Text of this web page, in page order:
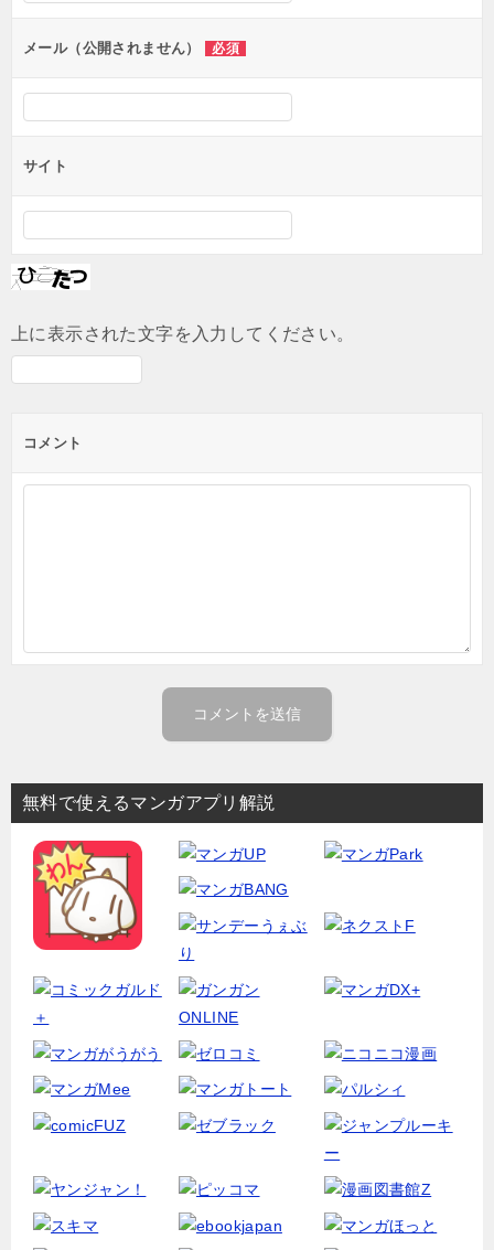
ンメール（公開されません） 必須
サイト
上に表示された文字を入力してください。
コメント
無料で使えるマンガアプリ解説